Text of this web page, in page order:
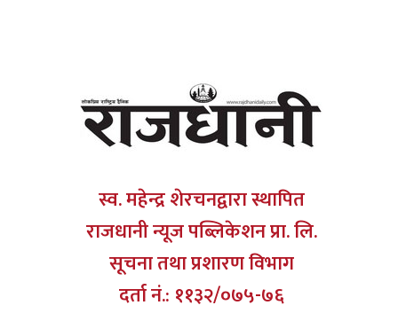
स्व. महेन्द्र शेरचनद्वारा स्थापित
राजधानी न्यूज पब्लिकेशन प्रा. लि.
सूचना तथा प्रशारण विभाग
दर्ता नं.: ११३२/०७५-७६